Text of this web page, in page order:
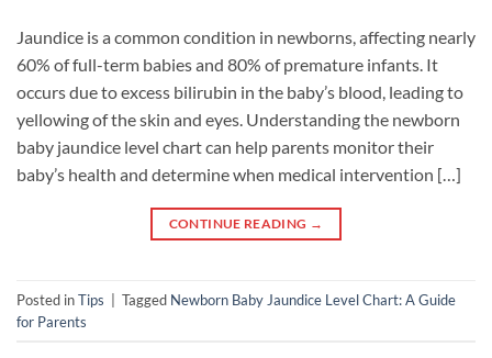
Jaundice is a common condition in newborns, affecting nearly
60% of full-term babies and 80% of premature infants. It
occurs due to excess bilirubin in the baby’s blood, leading to
yellowing of the skin and eyes. Understanding the newborn
baby jaundice level chart can help parents monitor their
baby’s health and determine when medical intervention […]
CONTINUE READING →
Posted inTips Tagged Newborn Baby Jaundice Level Chart: A Guide
for Parents